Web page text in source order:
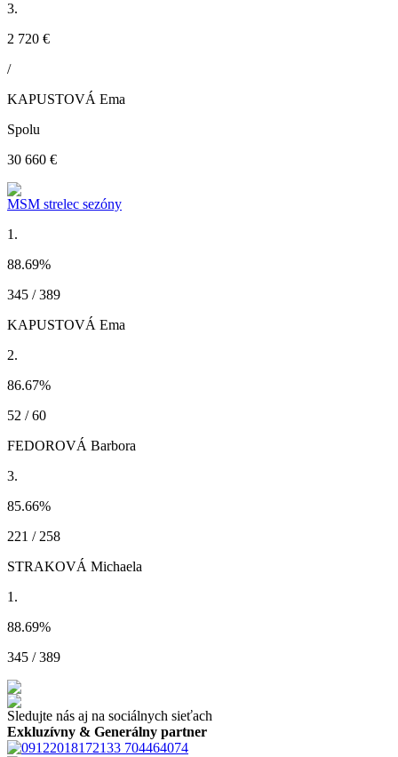
3.
2 720 €
/
KAPUSTOVÁ Ema
Spolu
30 660 €
MSM strelec sezóny
1.
88.69%
345 / 389
KAPUSTOVÁ Ema
2.
86.67%
52 / 60
FEDOROVÁ Barbora
3.
85.66%
221 / 258
STRAKOVÁ Michaela
1.
88.69%
345 / 389
Sledujte nás aj na sociálnych sieťach
Exkluzívny & Generálny partner